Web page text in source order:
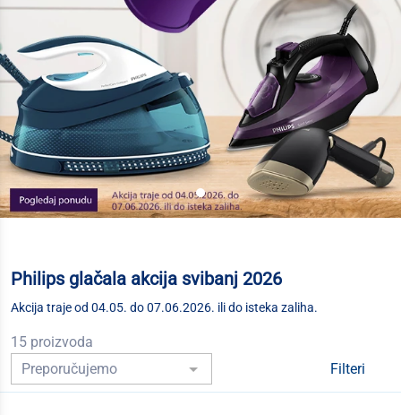
Philips glačala akcija svibanj 2026
Akcija traje od 04.05. do 07.06.2026. ili do isteka zaliha.
15 proizvoda
Filteri